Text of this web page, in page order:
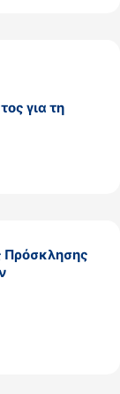
για τη
Πρόσκλησης